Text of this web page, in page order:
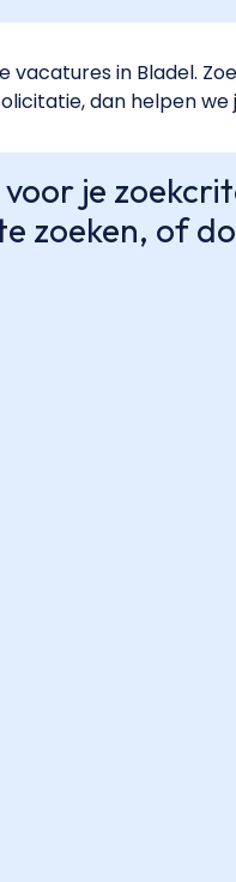
in Bladel.
dan helpen we
je
zoeken, of